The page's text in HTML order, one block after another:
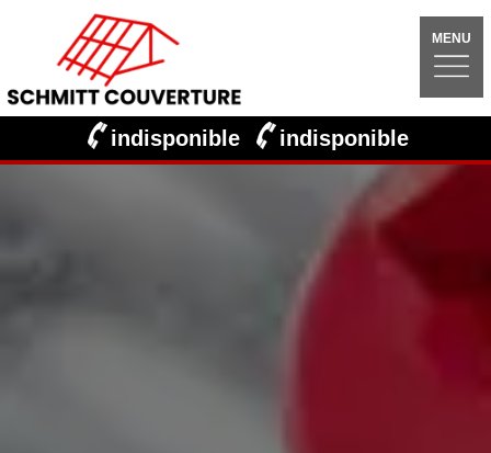
MENU
indisponible indisponible